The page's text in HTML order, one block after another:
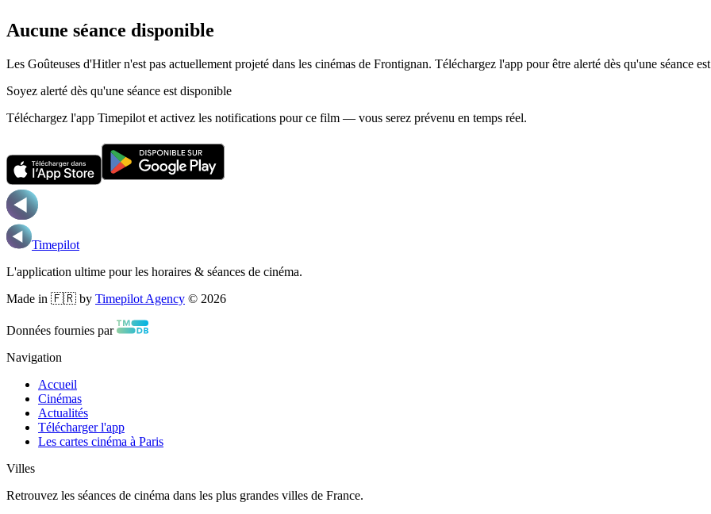
Aucune séance disponible
Les Goûteuses d'Hitler n'est pas actuellement projeté dans les cinémas de Frontignan. Téléchargez l'app pour être alerté dès qu'une séance
Soyez alerté dès qu'une séance est disponible
Téléchargez l'app Timepilot et activez les notifications pour ce film — vous serez prévenu en temps réel.
Timepilot
L'application ultime pour les horaires & séances de cinéma.
Made in 🇫🇷 by Timepilot Agency © 2026
Données fournies par
Navigation
Accueil
Cinémas
Actualités
Télécharger l'app
Les cartes cinéma à Paris
Villes
Retrouvez les séances de cinéma dans les plus grandes villes de France.